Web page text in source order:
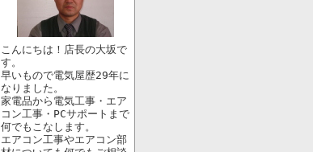
こんにちは！店長の大坂で
す。
早いもので電気屋歴29年に
なりました。
家電品から電気工事・エア
コン工事・PCサポートまで
何でもこなします。
エアコン工事やエアコン部